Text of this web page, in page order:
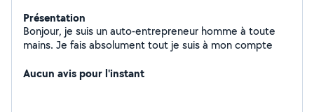
Présentation
Bonjour, je suis un auto-entrepreneur homme à toute
mains. Je fais absolument tout je suis à mon compte
Aucun avis pour l'instant